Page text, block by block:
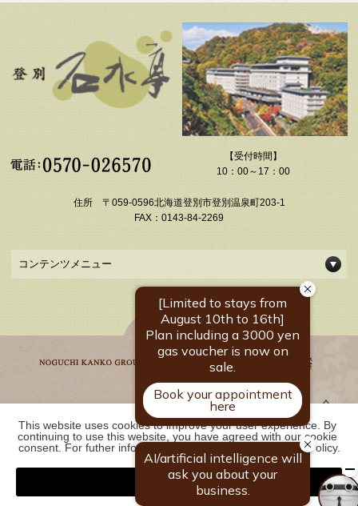
【受付時間】
10：00～17：00
住所 〒059-0596北海道登別市登別温泉町203-1
FAX：0143-84-2269
コンテンツメニュー
野口観光グループ一覧
2026 【公式・ベストレ－ト保証】登別温泉 登別 石水亭｜北海道の
温泉宿 野口観光グループ. ALL RIGHTS RESERVED
This website uses cookies to improve your user experience. By
continuing to use this website, you have agreed with our cookie
consent. For futher information, please check the
Private Policy.
Agree